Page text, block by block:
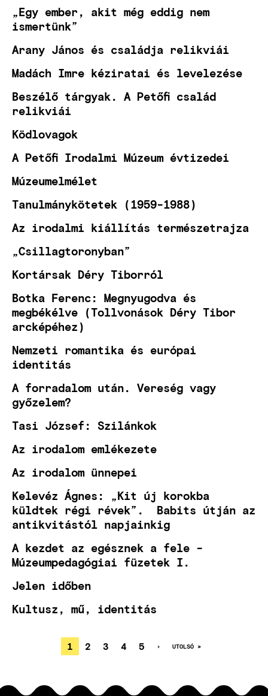
„Egy ember, akit még eddig nem
ismertünk”
Arany János és családja relikviái
Madách Imre kéziratai és levelezése
Beszélő tárgyak. A Petőfi család
relikviái
Ködlovagok
A Petőfi Irodalmi Múzeum évtizedei
Múzeumelmélet
Tanulmánykötetek (1959-1988)
Az irodalmi kiállítás természetrajza
„Csillagtoronyban”
Kortársak Déry Tiborról
Botka Ferenc: Megnyugodva és
megbékélve (Tollvonások Déry Tibor
arcképéhez)
Nemzeti romantika és európai
identitás
A forradalom után. Vereség vagy
győzelem?
Tasi József: Szilánkok
Az irodalom emlékezete
Az irodalom ünnepei
Kelevéz Ágnes: „Kit új korokba
küldtek régi révek”. Babits útján az
antikvitástól napjainkig
A kezdet az egésznek a fele -
Múzeumpedagógiai füzetek I.
Jelen időben
Kultusz, mű, identitás
OLDALSZÁMOZÁS
JELENLEGI
OLDAL
1 OLDAL
2 OLDAL
3 OLDAL
4 OLDAL
5
KÖVETKEZŐ
›
UTOLSÓ
UTOLSÓ »